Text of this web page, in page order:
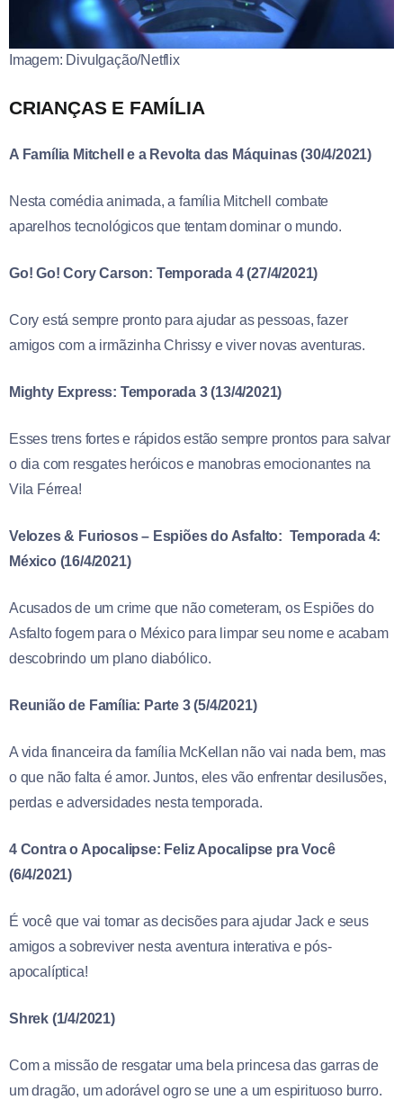
Imagem: Divulgação/Netflix
CRIANÇAS E FAMÍLIA
A Família Mitchell e a Revolta das Máquinas (30/4/2021)
Nesta comédia animada, a família Mitchell combate
aparelhos tecnológicos que tentam dominar o mundo.
Go! Go! Cory Carson: Temporada 4 (27/4/2021)
Cory está sempre pronto para ajudar as pessoas, fazer
amigos com a irmãzinha Chrissy e viver novas aventuras.
Mighty Express: Temporada 3 (13/4/2021)
Esses trens fortes e rápidos estão sempre prontos para salvar
o dia com resgates heróicos e manobras emocionantes na
Vila Férrea!
Velozes & Furiosos – Espiões do Asfalto: Temporada 4:
México (16/4/2021)
Acusados de um crime que não cometeram, os Espiões do
Asfalto fogem para o México para limpar seu nome e acabam
descobrindo um plano diabólico.
Reunião de Família: Parte 3 (5/4/2021)
A vida financeira da família McKellan não vai nada bem, mas
o que não falta é amor. Juntos, eles vão enfrentar desilusões,
perdas e adversidades nesta temporada.
4 Contra o Apocalipse: Feliz Apocalipse pra Você
(6/4/2021)
É você que vai tomar as decisões para ajudar Jack e seus
amigos a sobreviver nesta aventura interativa e pós-
apocalíptica!
Shrek (1/4/2021)
Com a missão de resgatar uma bela princesa das garras de
um dragão, um adorável ogro se une a um espirituoso burro.